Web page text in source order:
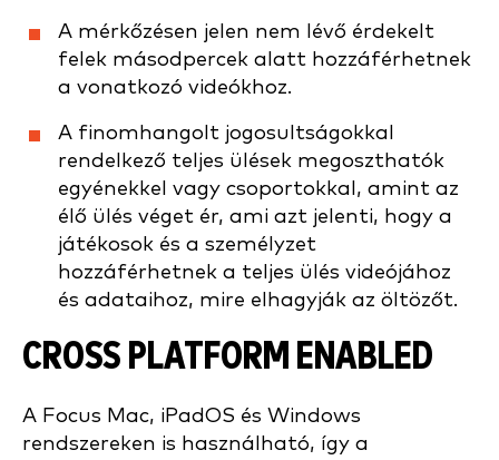
A mérkőzésen jelen nem lévő érdekelt
felek másodpercek alatt hozzáférhetnek
a vonatkozó videókhoz.
A finomhangolt jogosultságokkal
rendelkező teljes ülések megoszthatók
egyénekkel vagy csoportokkal, amint az
élő ülés véget ér, ami azt jelenti, hogy a
játékosok és a személyzet
hozzáférhetnek a teljes ülés videójához
és adataihoz, mire elhagyják az öltözőt.
CROSS PLATFORM ENABLED
A Focus Mac, iPadOS és Windows
rendszereken is használható, így a